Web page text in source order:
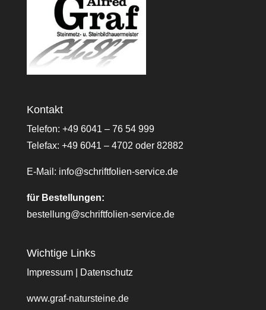
Kontakt
Telefon: +49 6041 – 76 54 999
Telefax: +49 6041 – 4702 oder 82882
E-Mail: info@schriftfolien-service.de
für Bestellungen:
bestellung@schriftfolien-service.de
Wichtige Links
Impressum| Datenschutz
www.graf-natursteine.de